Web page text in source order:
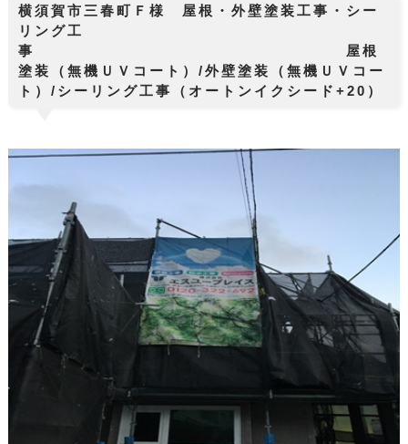
横須賀市三春町Ｆ様 屋根・外壁塗装工事・シー
リング工
事 屋根
塗装（無機ＵＶコート）/外壁塗装（無機ＵＶコー
ト）/シーリング工事（オートンイクシード+20）